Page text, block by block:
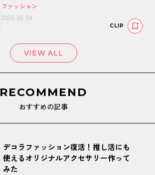
ファッション
2026.06.04
CLIP
VIEW ALL
RECOMMEND
おすすめの記事
デコラファッション復活！推し活にも
使えるオリジナルアクセサリー作って
みた